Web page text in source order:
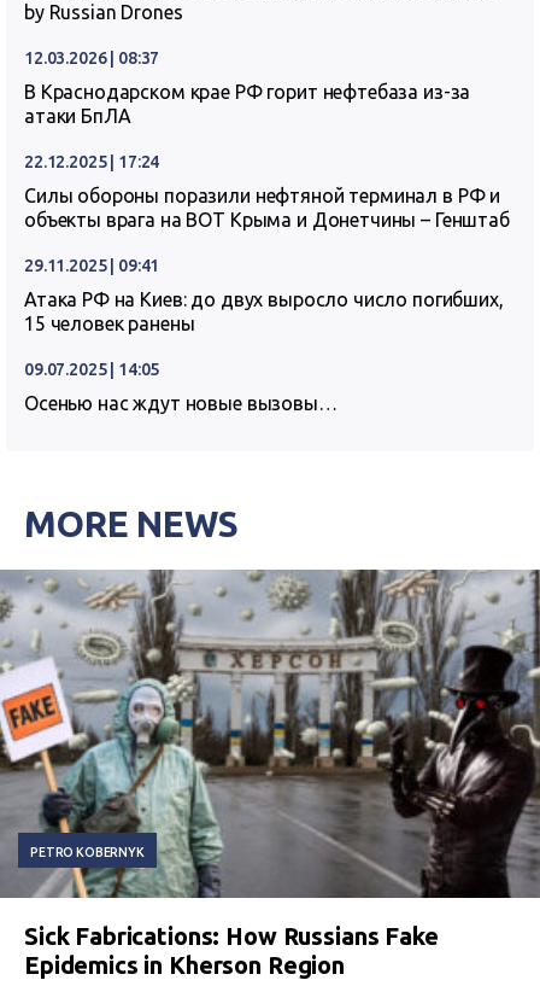
by Russian Drones
12.03.2026 | 08:37
В Краснодарском крае РФ горит нефтебаза из-за
атаки БпЛА
22.12.2025 | 17:24
Силы обороны поразили нефтяной терминал в РФ и
объекты врага на ВОТ Крыма и Донетчины – Генштаб
29.11.2025 | 09:41
Атака РФ на Киев: до двух выросло число погибших,
15 человек ранены
09.07.2025 | 14:05
Осенью нас ждут новые вызовы…
MORE NEWS
PETRO KOBERNYK
Sick Fabrications: How Russians Fake
Epidemics in Kherson Region